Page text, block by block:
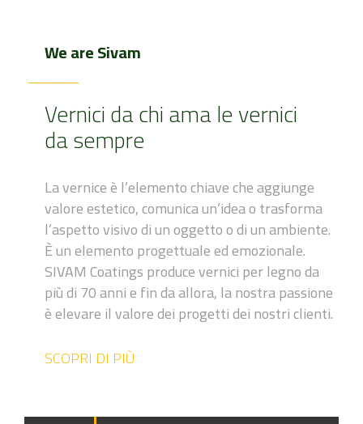
We are Sivam
Vernici da chi ama le vernici
da sempre
La vernice è l’elemento chiave che aggiunge
valore estetico, comunica un’idea o trasforma
l’aspetto visivo di un oggetto o di un ambiente.
È un elemento progettuale ed emozionale.
SIVAM Coatings produce vernici per legno da
più di 70 anni e fin da allora, la nostra passione
è elevare il valore dei progetti dei nostri clienti.
SCOPRI DI PIÙ